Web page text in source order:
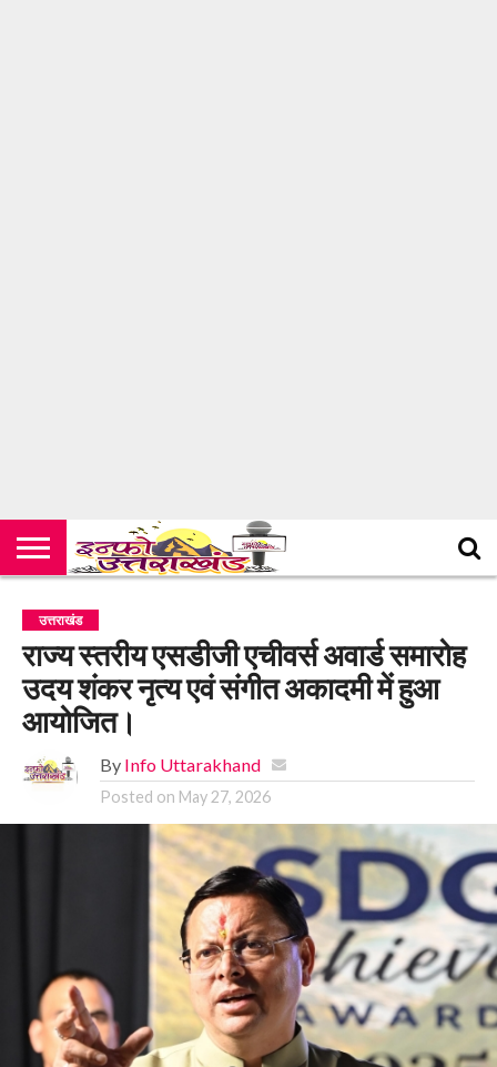
उत्तराखंड
राज्य स्तरीय एसडीजी एचीवर्स अवार्ड समारोह
उदय शंकर नृत्य एवं संगीत अकादमी में हुआ
आयोजित।
By Info Uttarakhand
Posted on May 27, 2026